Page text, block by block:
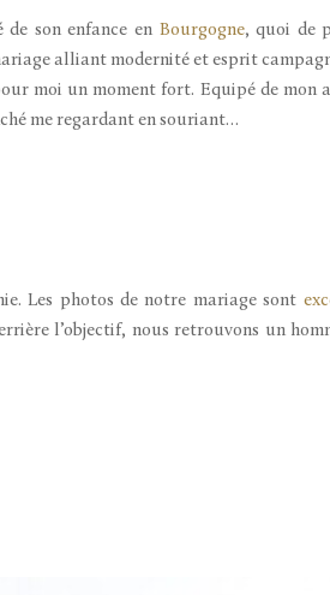
son enfance en Bourgogne, quoi de
alliant modernité et esprit
moi un moment fort. Equipé de
me regardant en souriant…
Les photos de notre mariage sont
l’objectif, nous retrouvons un